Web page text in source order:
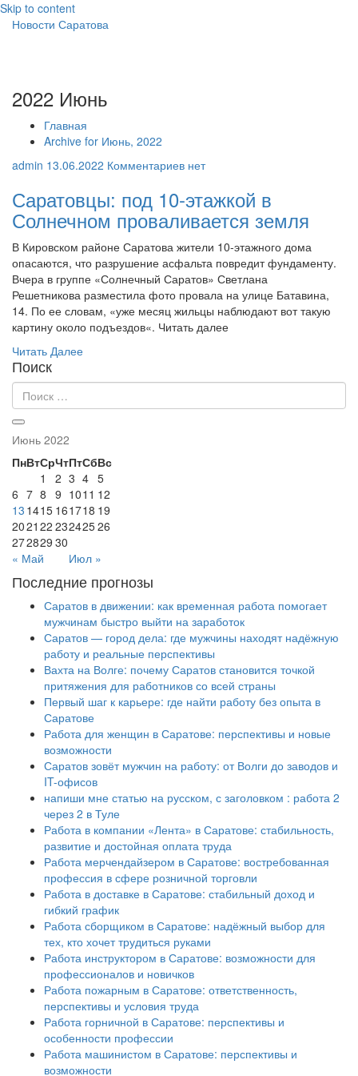
Skip to content
Новости Саратова
2022 Июнь
Главная
Archive for Июнь, 2022
admin 13.06.2022 Комментариев нет
Саратовцы: под 10-этажкой в
Солнечном проваливается земля
В Кировском районе Саратова жители 10-этажного дома
опасаются, что разрушение асфальта повредит фундаменту.
Вчера в группе «Солнечный Саратов» Светлана
Решетникова разместила фото провала на улице Батавина,
14. По ее словам, «уже месяц жильцы наблюдают вот такую
картину около подъездов«. Читать далее
Читать Далее
Поиск
Июнь 2022
ПнВтСрЧтПтСбВс
« Май Июл »
1 2 3 4 5
6 7 8 9 1011 12
13 1415 161718 19
2021 22 23242526
272829 30
Последние прогнозы
Саратов в движении: как временная работа помогает
мужчинам быстро выйти на заработок
Саратов — город дела: где мужчины находят надёжную
работу и реальные перспективы
Вахта на Волге: почему Саратов становится точкой
притяжения для работников со всей страны
Первый шаг к карьере: где найти работу без опыта в
Саратове
Работа для женщин в Саратове: перспективы и новые
возможности
Саратов зовёт мужчин на работу: от Волги до заводов и
IT-офисов
напиши мне статью на русском, с заголовком : работа 2
через 2 в Туле
Работа в компании «Лента» в Саратове: стабильность,
развитие и достойная оплата труда
Работа мерчендайзером в Саратове: востребованная
профессия в сфере розничной торговли
Работа в доставке в Саратове: стабильный доход и
гибкий график
Работа сборщиком в Саратове: надёжный выбор для
тех, кто хочет трудиться руками
Работа инструктором в Саратове: возможности для
профессионалов и новичков
Работа пожарным в Саратове: ответственность,
перспективы и условия труда
Работа горничной в Саратове: перспективы и
особенности профессии
Работа машинистом в Саратове: перспективы и
возможности